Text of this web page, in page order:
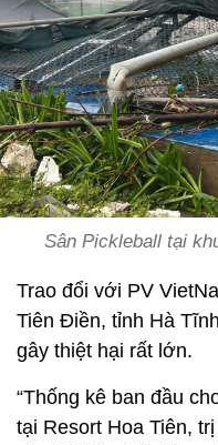
Sân Pickleball tại
Trao đổi với PV
Tiên Điền, tỉnh Hà
gây thiệt hại rất lớn.
“Thống kê ban đầu
tại Resort Hoa Tiên,